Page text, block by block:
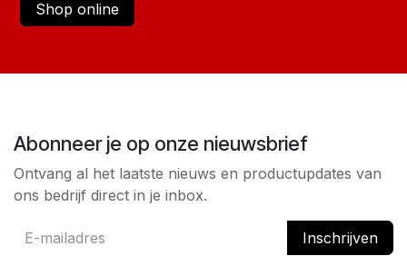
Shop online
Abonneer je op onze nieuwsbrief
Ontvang al het laatste nieuws en productupdates van
ons bedrijf direct in je inbox.
Inschrijven